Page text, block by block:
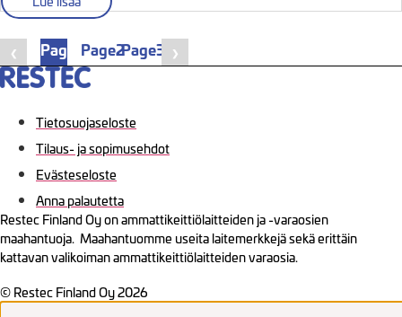
❮ Page 1Page2Page3 ❯
Tietosuojaseloste
Tilaus- ja sopimusehdot
Evästeseloste
Anna palautetta
Restec Finland Oy on ammattikeittiölaitteiden ja -varaosien
maahantuoja. Maahantuomme useita laitemerkkejä sekä erittäin
kattavan valikoiman ammattikeittiölaitteiden varaosia.
© Restec Finland Oy 2026